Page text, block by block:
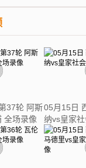
37轮 阿斯
全场录像
05月15日
纳vs皇家